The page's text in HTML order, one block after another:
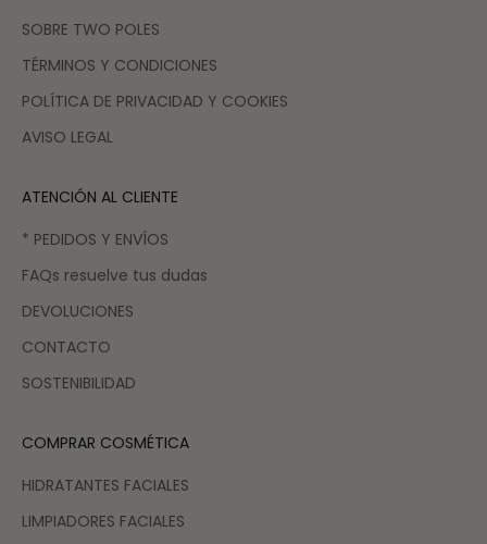
SOBRE TWO POLES
TÉRMINOS Y CONDICIONES
POLÍTICA DE PRIVACIDAD Y COOKIES
AVISO LEGAL
ATENCIÓN AL CLIENTE
* PEDIDOS Y ENVÍOS
FAQs resuelve tus dudas
DEVOLUCIONES
CONTACTO
SOSTENIBILIDAD
COMPRAR COSMÉTICA
HIDRATANTES FACIALES
LIMPIADORES FACIALES